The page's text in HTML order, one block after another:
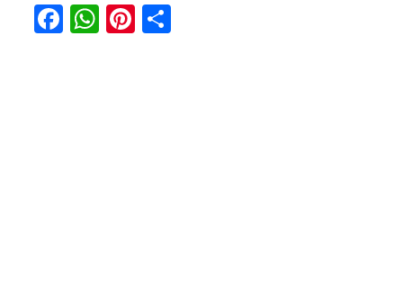
Facebook
WhatsApp
Pinterest